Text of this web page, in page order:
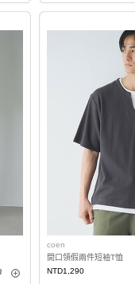
coen
開口領假兩件短袖T恤
NTD1,290